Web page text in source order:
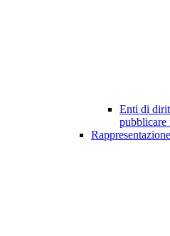
Enti di
pubblicare